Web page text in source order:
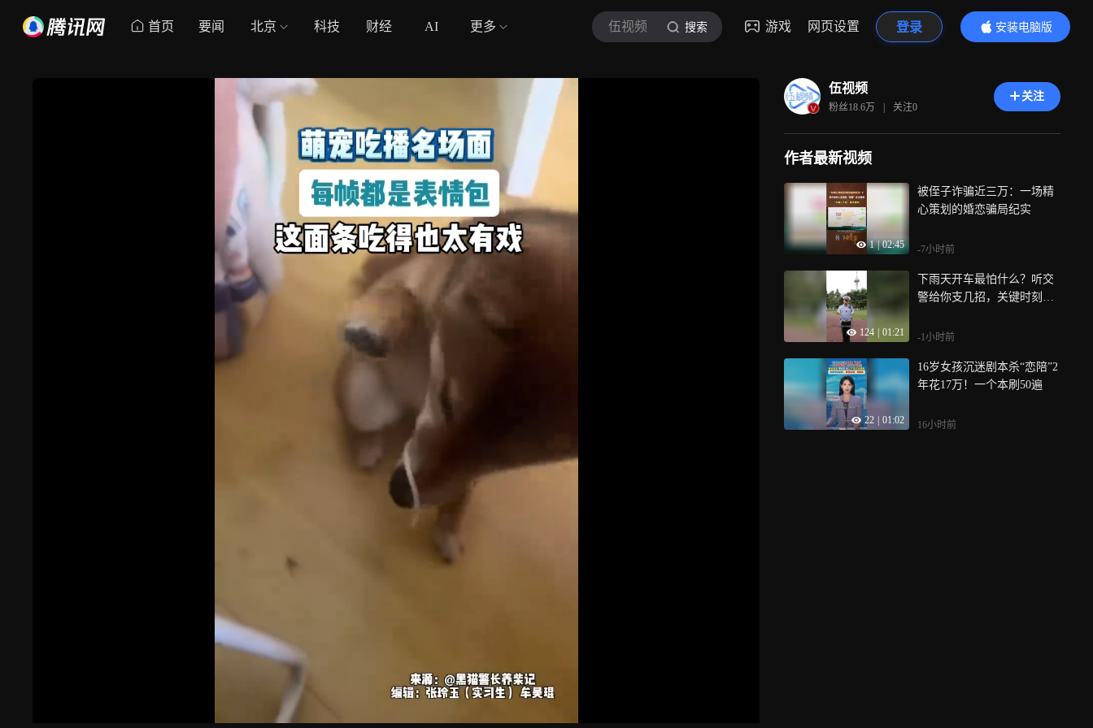
首页 要闻 北京 科技 财经 AI 更多 伍视频 搜索 游戏 网页设置 登录
安装电脑版
内容更精彩
伍视频
粉丝18.6万 | 关注0
关注
作者最新视频
1 | 02:45
被侄子诈骗近三万：一场精
心策划的婚恋骗局纪实
-7小时前
124 01:21
下雨天开车最怕什么？听交
警给你支几招，关键时刻能
-1小时前
22 01:02
16岁女孩沉迷剧本杀“恋陪”2
年花17万！一个本刷50遍
16小时前